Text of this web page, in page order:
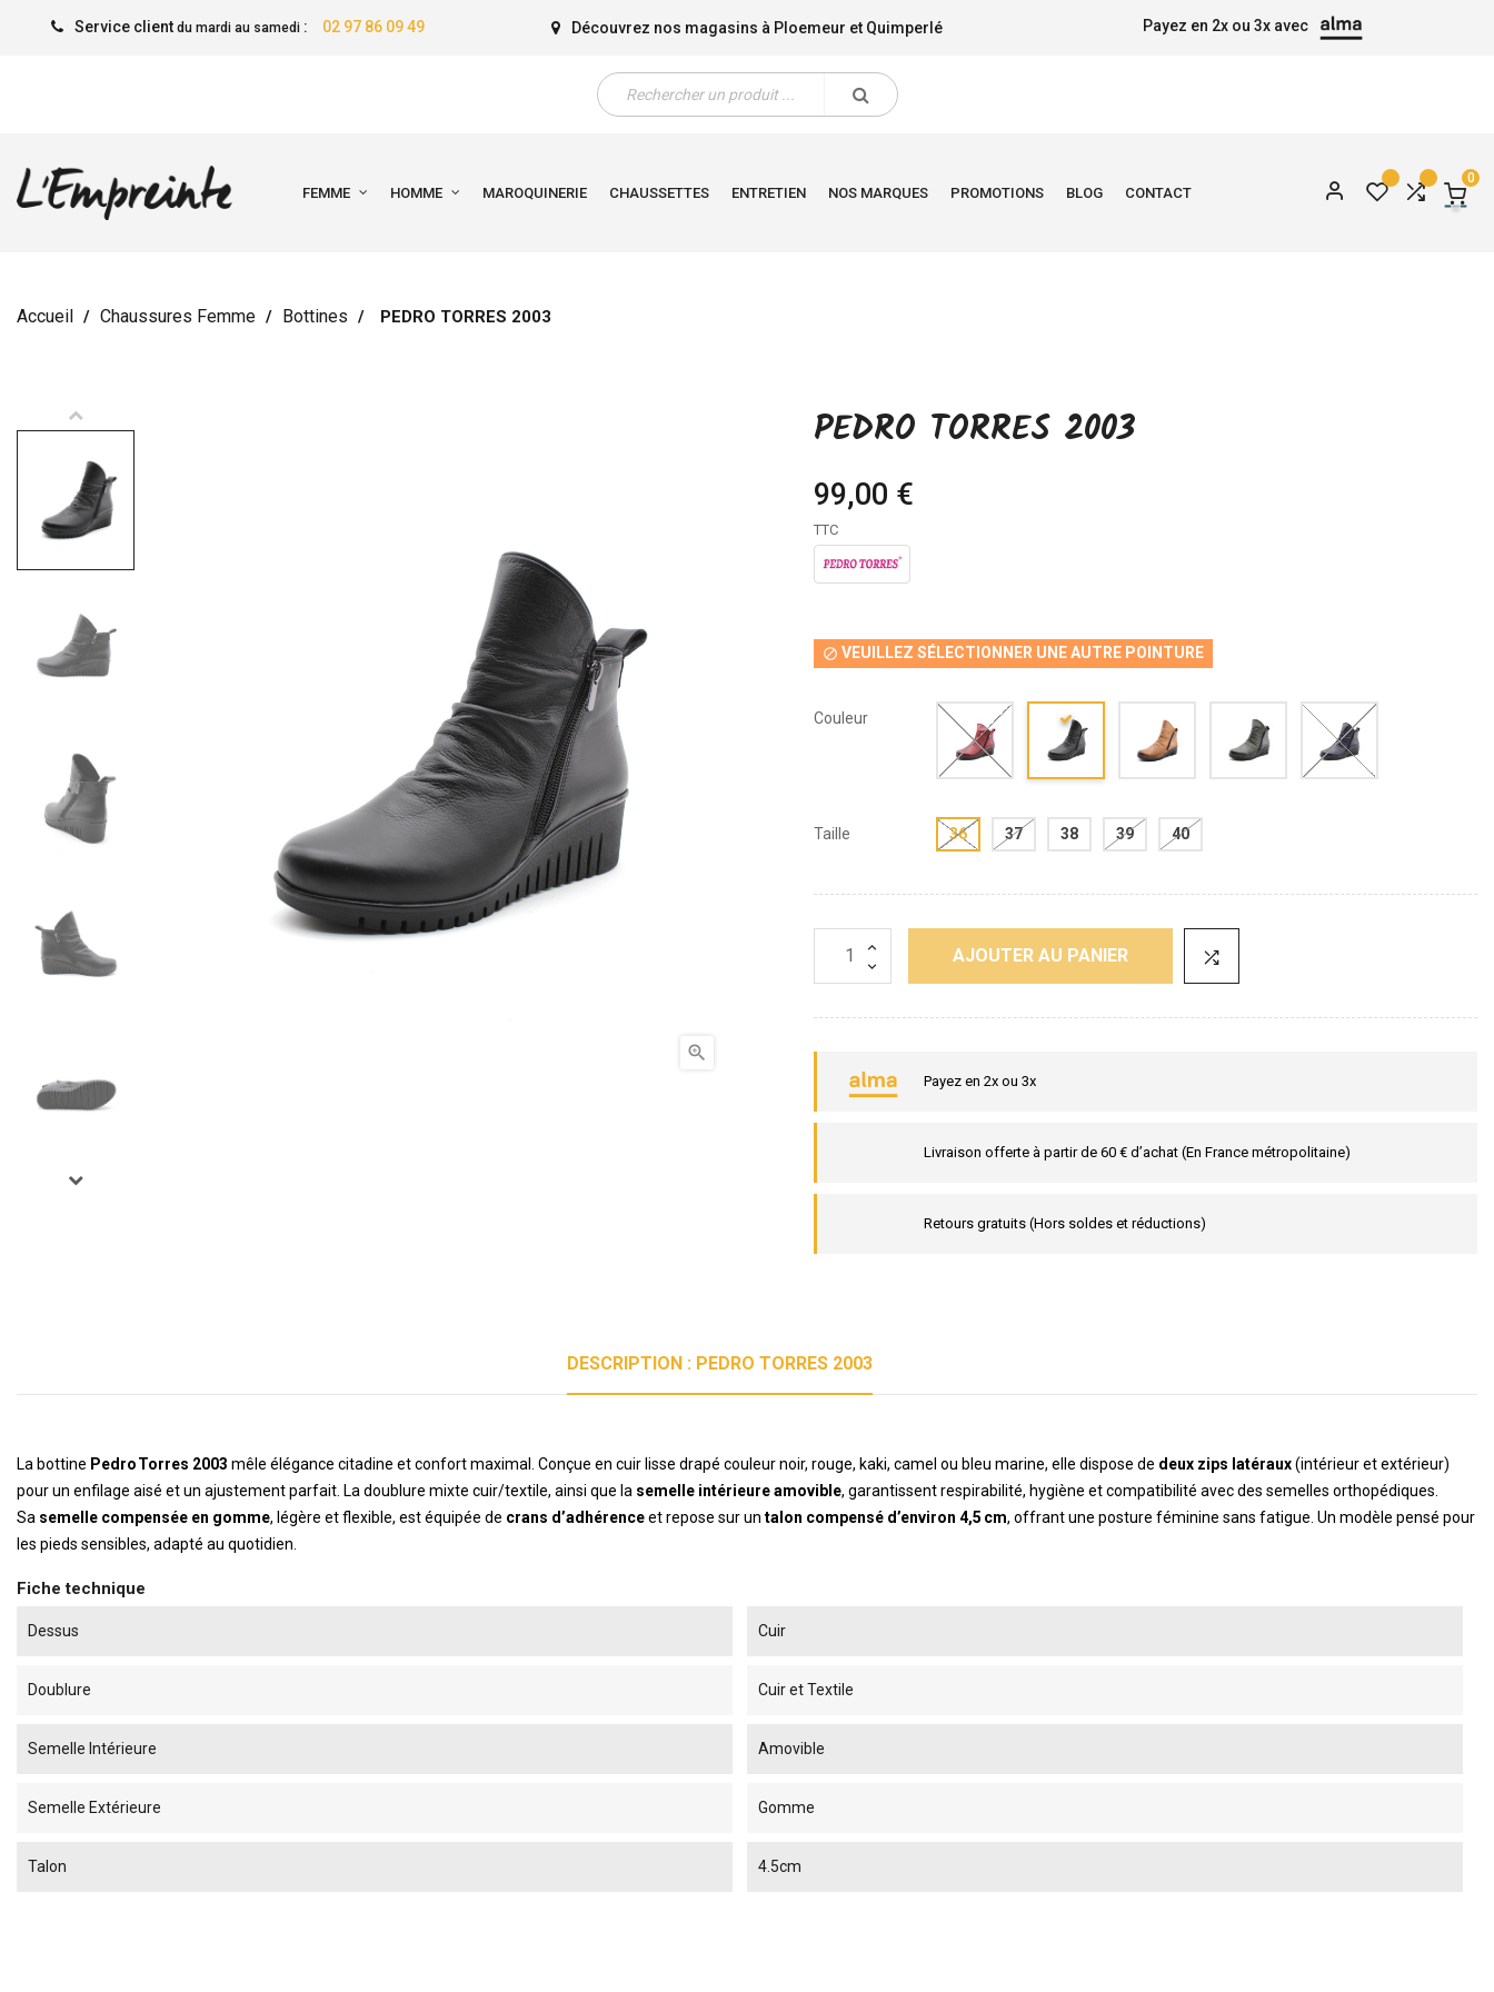
Service client du mardi au samedi: 02 97 86 09 49 Découvrez nos magasins à Ploemeur et Quimperlé Payez en 2x ou 3x avec
FEMME HOMME MAROQUINERIE CHAUSSETTES ENTRETIEN NOS MARQUES PROMOTIONS BLOG CONTACT
0
Accueil Chaussures Femme Bottines PEDRO TORRES 2003

PEDRO TORRES 2003
99,00 €
TTC
 VEUILLEZ SÉLECTIONNER UNE AUTRE POINTURE
Couleur
Taille 36 37 38 39 40
AJOUTER AU PANIER
Payez en 2x ou 3x
Livraison offerte à partir de 60 € d’achat (En France métropolitaine)
Retours gratuits (Hors soldes et réductions)
DESCRIPTION : PEDRO TORRES 2003
La bottine Pedro Torres 2003 mêle élégance citadine et confort maximal. Conçue en cuir lisse drapé couleur noir, rouge, kaki, camel ou bleu marine, elle dispose de deux zips latéraux(intérieur et extérieur)
pour un enfilage aisé et un ajustement parfait. La doublure mixte cuir/textile, ainsi que la semelle intérieure amovible, garantissent respirabilité, hygiène et compatibilité avec des semelles orthopédiques.
Sa semelle compensée en gomme, légère et flexible, est équipée de crans d’adhérenceet repose sur un talon compensé d’environ 4,5 cm, offrant une posture féminine sans fatigue. Un modèle pensé pour
les pieds sensibles, adapté au quotidien.
Fiche technique
Dessus Cuir
Doublure Cuir et Textile
Semelle Intérieure Amovible
Semelle Extérieure Gomme
Talon 4.5cm